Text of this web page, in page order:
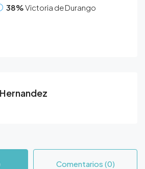
38%Victoria de Durango
Comentarios (0)